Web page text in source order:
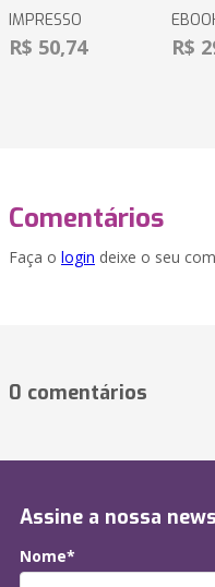
IMPRESSO
R$ 50,74 R$
Comentários
Faça o login deixe o seu
0 comentários
Assine a nossa
Nome*